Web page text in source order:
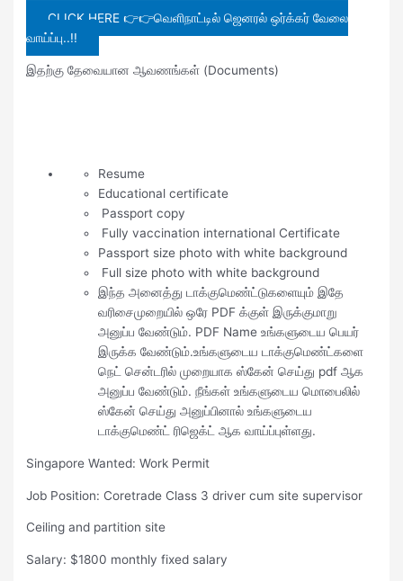
CLICK HERE 👉👉வெளிநாட்டில் ஜெனரல் ஒர்க்கர் வேலை
வாய்ப்பு..!!
இதற்கு தேவையான ஆவணங்கள் (Documents)
Resume
Educational certificate
Passport copy
Fully vaccination international Certificate
Passport size photo with white background
Full size photo with white background
இந்த அனைத்து டாக்குமெண்ட்டுகளையும் இதே
வரிசைமுறையில் ஒரே PDF க்குள் இருக்குமாறு
அனுப்ப வேண்டும். PDF Name உங்களுடைய பெயர்
இருக்க வேண்டும்.உங்களுடைய டாக்குமெண்ட்களை
நெட் சென்டரில் முறையாக ஸ்கேன் செய்து pdf ஆக
அனுப்ப வேண்டும். நீங்கள் உங்களுடைய மொபைலில்
ஸ்கேன் செய்து அனுப்பினால் உங்களுடைய
டாக்குமெண்ட் ரிஜெக்ட் ஆக வாய்ப்புள்ளது.
Singapore Wanted: Work Permit
Job Position: Coretrade Class 3 driver cum site supervisor
Ceiling and partition site
Salary: $1800 monthly fixed salary